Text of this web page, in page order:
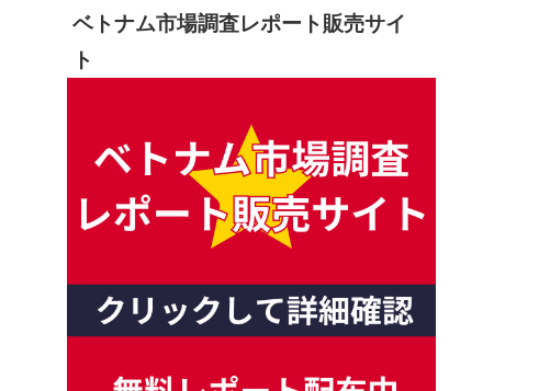
ベトナム市場調査レポート販売サイ
ト